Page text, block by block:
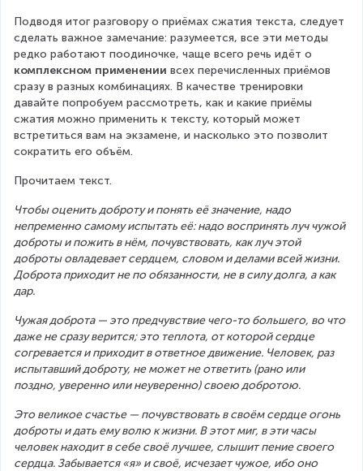
Подводя итог разговору о приёмах сжатия текста, следует
сделать важное замечание: разумеется, все эти методы
редко работают поодиночке, чаще всего речь идёт о
комплексном применении всех перечисленных приёмов
сразу в разных комбинациях. В качестве тренировки
давайте попробуем рассмотреть, как и какие приёмы
сжатия можно применить к тексту, который может
встретиться вам на экзамене, и насколько это позволит
сократить его объём.
Прочитаем текст.
Чтобы оценить доброту и понять её значение, надо
непременно самому испытать её: надо воспринять луч чужой
доброты и пожить в нём, почувствовать, как луч этой
доброты овладевает сердцем, словом и делами всей жизни.
Доброта приходит не по обязанности, не в силу долга, а как
дар.
Чужая доброта — это предчувствие чего-то большего, во что
даже не сразу верится; это теплота, от которой сердце
согревается и приходит в ответное движение. Человек, раз
испытавший доброту, не может не ответить (рано или
поздно, уверенно или неуверенно) своею добротою.
Это великое счастье — почувствовать в своём сердце огонь
доброты и дать ему волю к жизни. В этот миг, в эти часы
человек находит в себе своё лучшее, слышит пение своего
сердца. Забывается «я» и своё, исчезает чужое, ибо оно